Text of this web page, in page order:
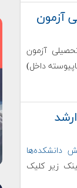
آزمون
آزمون
داخل)
دانشکده‌ها
زیر کلیک